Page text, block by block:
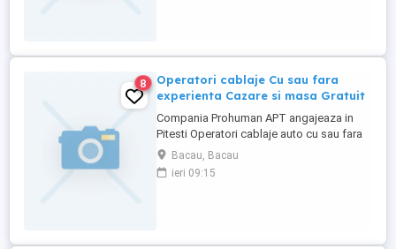
8
Operatori cablaje Cu sau fara
experienta Cazare si masa Gratuit
Compania Prohuman APT angajeaza in
Pitesti Operatori cablaje auto cu sau fara
experienta. Cazare asigurata
Gratuit si o masa pe zi! Beneficii salariale: -
Salariu incepand de la 3500 lei NET (bani
Bacau, Bacau
ieri 09:15